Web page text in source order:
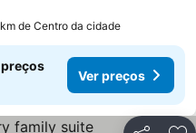
de Centro da cidade
preços
Ver preços